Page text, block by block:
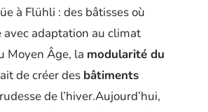
à Flühli : des bâtisses où
avec adaptation au climat
Moyen Âge, la modularité du
de créer des bâtiments
de l’hiver.Aujourd’hui,